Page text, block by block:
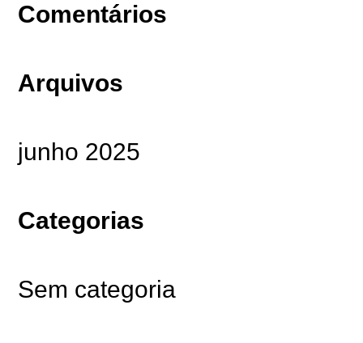
Comentários
Arquivos
junho 2025
Categorias
Sem categoria